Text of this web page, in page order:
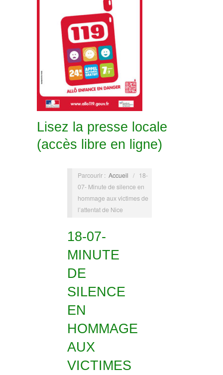
Lisez la presse locale
(accès libre en ligne)
Parcourir : Accueil / 18-
07- Minute de silence en
hommage aux victimes de
l’attentat de Nice
18-07-
MINUTE
DE
SILENCE
EN
HOMMAGE
AUX
VICTIMES